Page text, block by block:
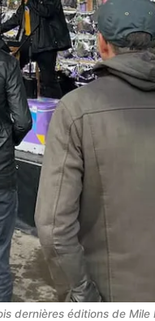
dernières éditions de